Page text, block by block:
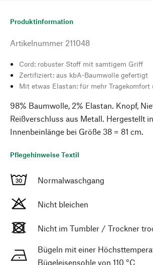
Produktinformation
Artikelnummer 211048
Cord: robuster Stoff mit samtigem Griff
Zertifiziert: aus kbA-Baumwolle gefertigt
Mit etwas Elastan: für mehr Tragekomfort
98% Baumwolle, 2% Elastan. Knopf,
Reißverschluss aus Metall. Hergestellt
Innenbeinlänge bei Größe 38 = 81 cm.
Pflegehinweise Textil
Normalwaschgang
Nicht bleichen
Nicht im Tumbler / Trockner
Bügeln mit einer
Bügeleisensohle von 110 °C